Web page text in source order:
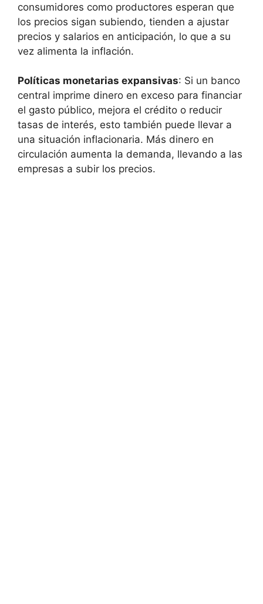
consumidores como productores esperan que
los precios sigan subiendo, tienden a ajustar
precios y salarios en anticipación, lo que a su
vez alimenta la inflación.
Políticas monetarias expansivas: Si un banco
central imprime dinero en exceso para financiar
el gasto público, mejora el crédito o reducir
tasas de interés, esto también puede llevar a
una situación inflacionaria. Más dinero en
circulación aumenta la demanda, llevando a las
empresas a subir los precios.